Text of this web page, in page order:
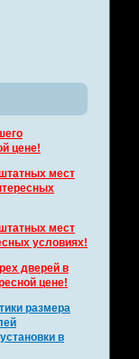
цене!
мест
мест
условиях!
дверей в
цене!
размера
в